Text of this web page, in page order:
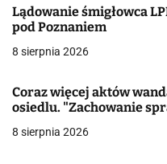
a
c
j
Lądowanie śmigłowca
pod Poznaniem
8 sierpnia 2026
Coraz więcej aktów
osiedlu. "Zachowanie
8 sierpnia 2026